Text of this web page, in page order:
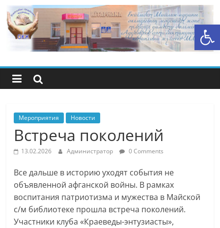
Открыть панель инструментов
Перейти
содержимому
Центральная
библиотечная
система
района
Беимбета
Майлина
Мероприятия Новости
Встреча поколений
13.02.2026 Администратор 0 Comments
Все дальше в историю уходят события не
объявленной афганской войны. В рамках
воспитания патриотизма и мужества в Майской
с/м библиотеке прошла встреча поколений.
Участники клуба «Краеведы-энтузиасты»,